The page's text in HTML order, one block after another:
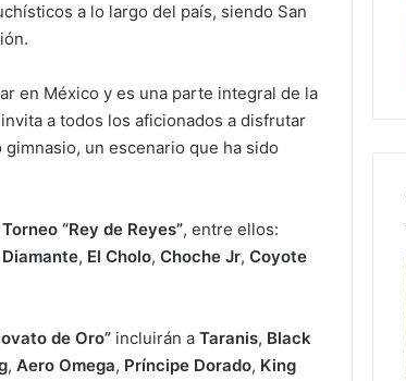
a lo largo del país, siendo San
en México y es una parte integral de la
a todos los aficionados a disfrutar
un escenario que ha sido
Torneo “Rey de Reyes”, entre ellos:
Diamante, El Cholo, Choche Jr, Coyote
de Oro” incluirán a Taranis, Black
, Aero Omega, Príncipe Dorado, King